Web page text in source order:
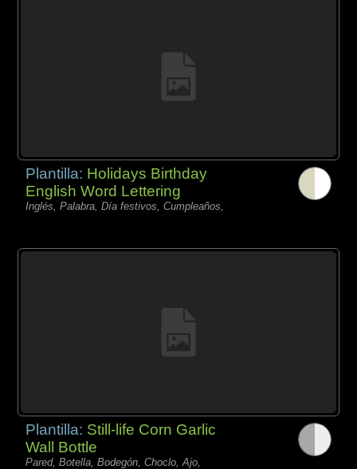
Plantilla: Holidays Birthday
English Word Lettering
Inglés, Palabra, Día festivos, Cumpleaños,
Plantilla: Still-life Corn Garlic
Wall Bottle
Pared, Botella, Bodegón, Choclo, Ajo,